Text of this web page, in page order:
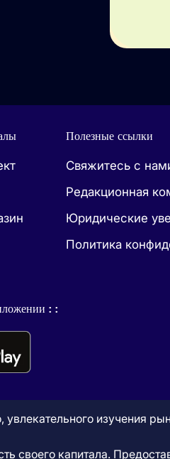
Полезные ссылки
Свяжитесь с
Редакционная
Юридические
Политика
: :
изучения
своего капитала.